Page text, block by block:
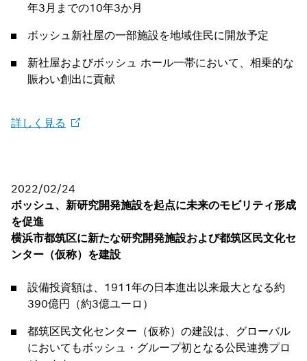
年3月までの10年3か月
ボッシュ新社屋の一部施設を地域住民に開放予定
新社屋およびボッシュ ホール一帯において、相乗的な
賑わい創出に貢献
詳しく見る
2022/02/24
ボッシュ、新研究開発施設を起点に未来のモビリティ形成
を促進
横浜市都筑区に新たな研究開発施設および都筑区民文化セ
ンター（仮称）を建設
設備投資額は、1911年の日本進出以来最大となる約
390億円（約3億ユーロ）
都筑区民文化センター（仮称）の建設は、グローバル
においてもボッシュ・グループ初となる公民連携プロ